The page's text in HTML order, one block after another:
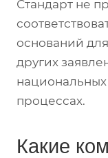
Стандарт не
оснований
других
процессах.
Какие